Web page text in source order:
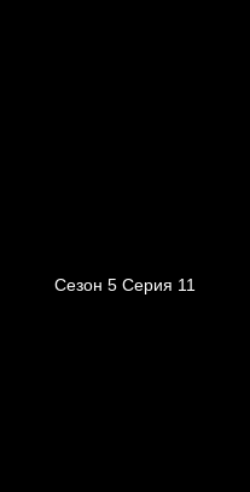
Сезон 5 Серия 11